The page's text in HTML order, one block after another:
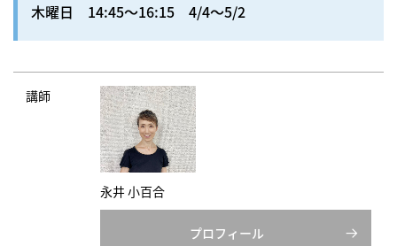
木曜日 14:45～16:15 4/4～5/2
講師
永井 小百合
プロフィール